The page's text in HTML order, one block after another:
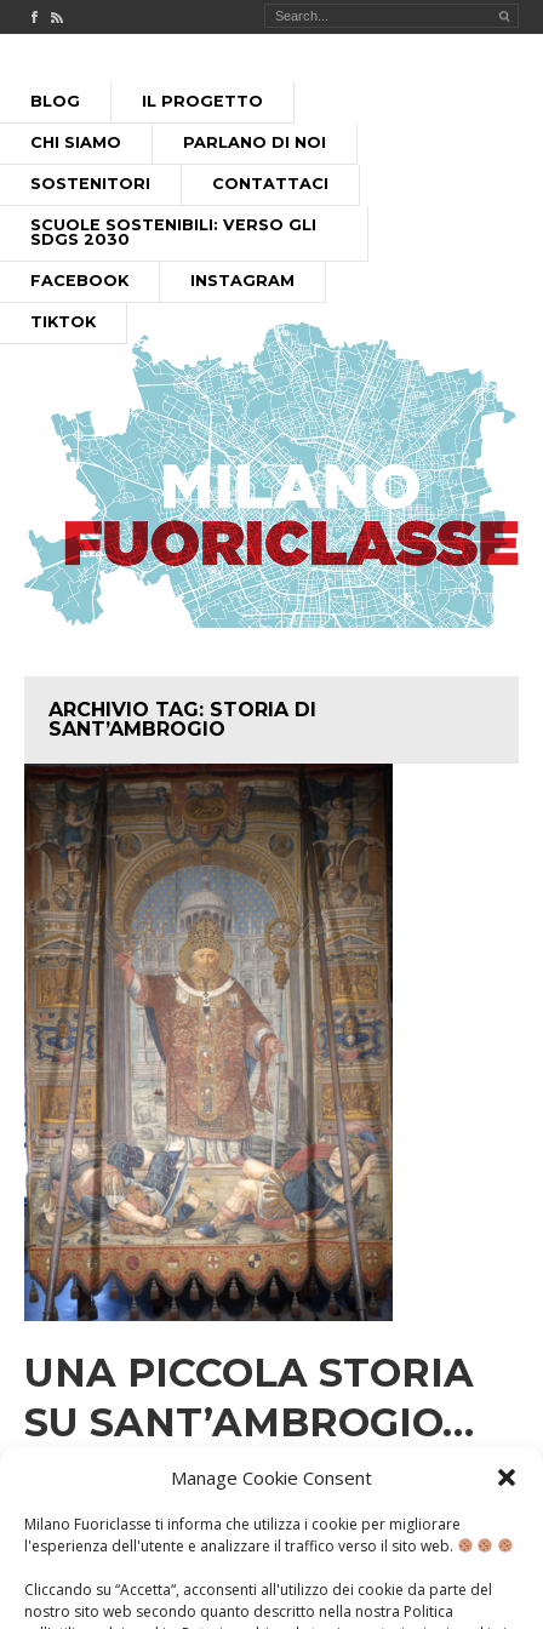
Manage Cookie Consent
Milano Fuoriclasse ti informa che utilizza i cookie per migliorare
l'esperienza dell'utente e analizzare il traffico verso il sito web.
Cliccando su “Accetta“, acconsenti all'utilizzo dei cookie da parte del
nostro sito web secondo quanto descritto nella nostra Politica
Check out our Facebook page
MILANO FUORICLASSE RSS feed
MENU PRINCIPALE
PASSA
CONTENUTO
BLOG IL PROGETTO
CHI SIAMO PARLANO DI NOI
SOSTENITORI CONTATTACI
SCUOLE SOSTENIBILI: VERSO GLI
SDGS 2030
FACEBOOK INSTAGRAM
TIKTOK
ARCHIVIO TAG: STORIA DI
SANT’AMBROGIO
UNA PICCOLA STORIA
SU SANT’AMBROGIO…
GIOVEDÌ 7 DICEMBRE 2023
A.S. 2023-2024 CLASSI PRIME CLASSI SECONDE
CLASSI TERZE
DIETRO LE QUINTE
Ai nostri insegnanti e ai nostri curiosi fuoriclasse